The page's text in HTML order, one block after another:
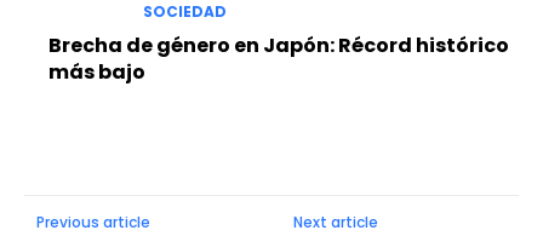
SOCIEDAD
Brecha de género en Japón: Récord histórico
más bajo
Previous article Next article